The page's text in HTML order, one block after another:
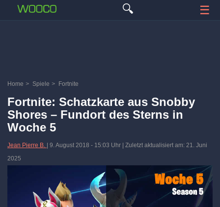
🔍 ☰
Home > Spiele > Fortnite
Fortnite: Schatzkarte aus Snobby
Shores – Fundort des Sterns in
Woche 5
Jean Pierre B. 9. August 2018 - 15:03 Uhr | Zuletzt aktualisiert am: 21. Juni
2025